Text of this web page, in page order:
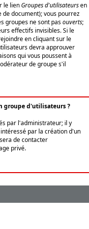
le lienGroupes d'utilisateursen
de document); vous pourrez
groupes ne sont pasouverts;
effectifs invisibles. Si le
en cliquant sur le
devra approuver
qui vous poussent à
de groupe s'il
groupe d'utilisateurs ?
par l'administrateur; il y
par la création d'un
de contacter
privé.